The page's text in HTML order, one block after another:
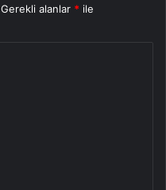
Gerekli alanlar * ile